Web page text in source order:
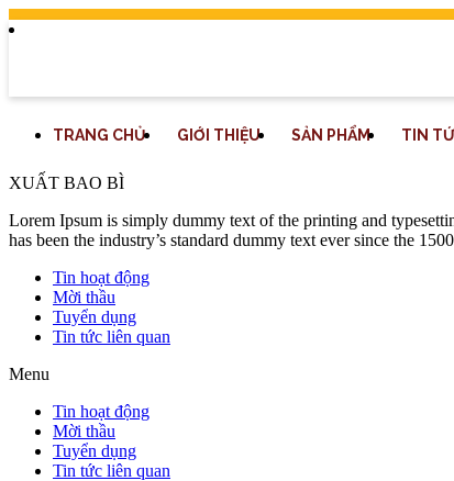
TRANG CHỦ GIỚI THIỆU SẢN PHẨM TIN
XUẤT BAO BÌ
Lorem Ipsum is simply dummy text of the printing and
has been the industry’s standard dummy text ever since the
Tin hoạt động
Mời thầu
Tuyển dụng
Tin tức liên quan
Menu
Tin hoạt động
Mời thầu
Tuyển dụng
Tin tức liên quan